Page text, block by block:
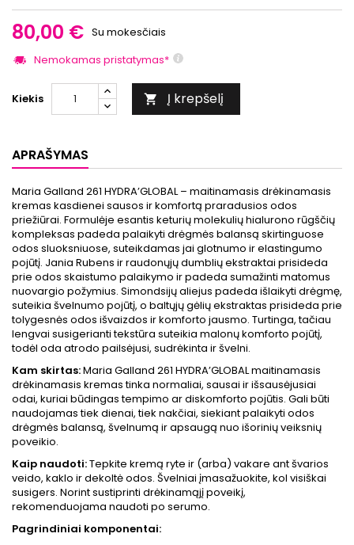
80,00 € Su mokesčiais
Nemokamas pristatymas*
Kiekis  Į krepšelį
APRAŠYMAS
Maria Galland 261 HYDRA’GLOBAL – maitinamasis drėkinamasis
kremas kasdienei sausos ir komfortą praradusios odos
priežiūrai. Formulėje esantis keturių molekulių hialurono rūgščių
kompleksas padeda palaikyti drėgmės balansą skirtinguose
odos sluoksniuose, suteikdamas jai glotnumo ir elastingumo
pojūtį. Jania Rubens ir raudonųjų dumblių ekstraktai prisideda
prie odos skaistumo palaikymo ir padeda sumažinti matomus
nuovargio požymius. Simondsijų aliejus padeda išlaikyti drėgmę,
suteikia švelnumo pojūtį, o baltųjų gėlių ekstraktas prisideda prie
tolygesnės odos išvaizdos ir komforto jausmo. Turtinga, tačiau
lengvai susigerianti tekstūra suteikia malonų komforto pojūtį,
todėl oda atrodo pailsėjusi, sudrėkinta ir švelni.
Kam skirtas:Maria Galland 261 HYDRA’GLOBAL maitinamasis
drėkinamasis kremas tinka normaliai, sausai ir išsausėjusiai
odai, kuriai būdingas tempimo ar diskomforto pojūtis. Gali būti
naudojamas tiek dienai, tiek nakčiai, siekiant palaikyti odos
drėgmės balansą, švelnumą ir apsaugą nuo išorinių veiksnių
poveikio.
Kaip naudoti:Tepkite kremą ryte ir (arba) vakare ant švarios
veido, kaklo ir dekoltė odos. Švelniai įmasažuokite, kol visiškai
susigers. Norint sustiprinti drėkinamąjį poveikį,
rekomenduojama naudoti po serumo.
Pagrindiniai komponentai: